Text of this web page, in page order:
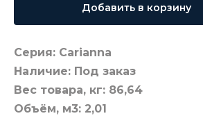
Добавить в корзину
Серия: Carianna
Наличие: Под заказ
Вес товара, кг: 86,64
Объём, м3: 2,01